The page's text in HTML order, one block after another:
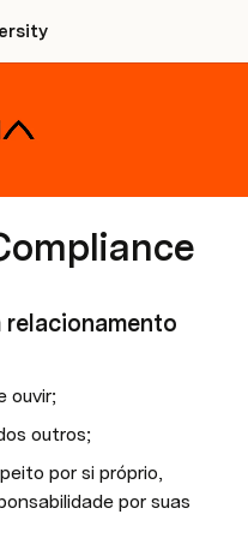
relacionamento
ouvir;
outros;
por si próprio,
por suas